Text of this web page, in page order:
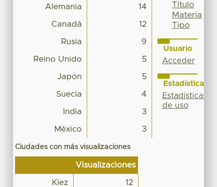
Alemania 14
Canadá 12
Rusia 9
Reino Unido 5
Japón 5
Suecia 4
India 3
México 3
Ciudades con más visualizaciones
Visualizaciones
Kiez 12
Título
Materia
Tipo
Usuario
Acceder
Estadísticas
Estadísticas
de uso